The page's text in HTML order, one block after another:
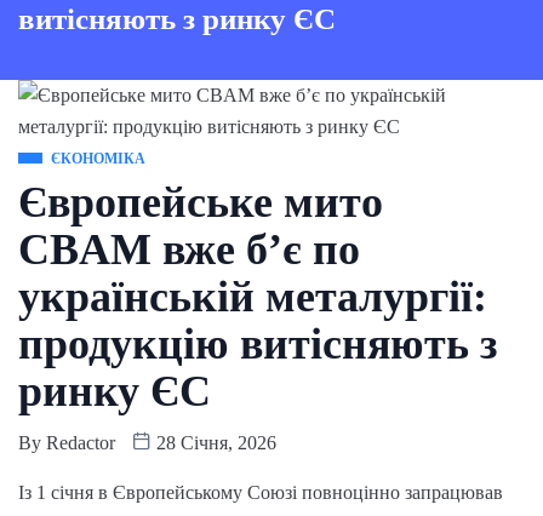
витісняють з ринку ЄС
ЄКОНОМІКА
Європейське мито
CBAM вже б’є по
українській металургії:
продукцію витісняють з
ринку ЄС
By Redactor 28 Січня, 2026
Із 1 січня в Європейському Союзі повноцінно запрацював